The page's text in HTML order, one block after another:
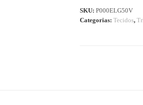
SKU:P000ELG50V
Categorias:Tecidos,